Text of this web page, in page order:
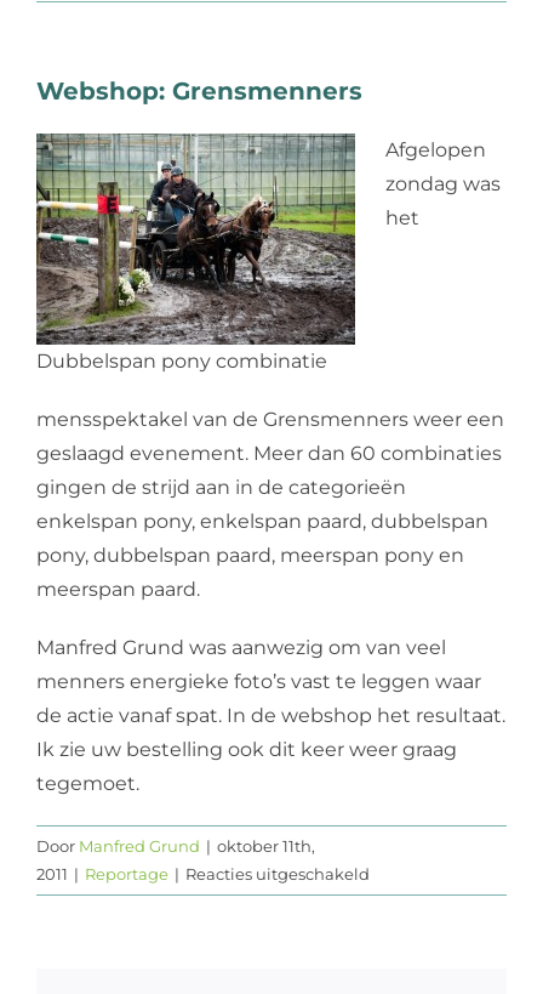
Contact
Webshop: Grensmenners
Dubbelspan pony combinatie
Afgelopen
zondag was
het
mensspektakel van de Grensmenners weer een
geslaagd evenement. Meer dan 60 combinaties
gingen de strijd aan in de categorieën
enkelspan pony, enkelspan paard, dubbelspan
pony, dubbelspan paard, meerspan pony en
meerspan paard.
Manfred Grund was aanwezig om van veel
menners energieke foto’s vast te leggen waar
de actie vanaf spat. In de webshop het resultaat.
Ik zie uw bestelling ook dit keer weer graag
tegemoet.
Door Manfred Grund | oktober 11th,
2011 | Reportage | Reacties uitgeschakeld
Webshop: